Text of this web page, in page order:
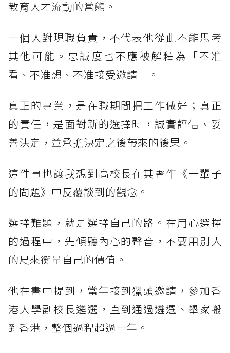
教育人才流動的常態。
一個人對現職負責，不代表他從此不能思考
其他可能。忠誠度也不應被解釋為「不准
看、不准想、不准接受邀請」。
真正的專業，是在職期間把工作做好；真正
的責任，是面對新的選擇時，誠實評估、妥
善決定，並承擔決定之後帶來的後果。
這件事也讓我想到高校長在其著作《一輩子
的問題》中反覆談到的觀念。
選擇難題，就是選擇自己的路。在用心選擇
的過程中，先傾聽內心的聲音，不要用別人
的尺來衡量自己的價值。
他在書中提到，當年接到獵頭邀請，參加香
港大學副校長遴選，直到通過遴選、舉家搬
到香港，整個過程超過一年。